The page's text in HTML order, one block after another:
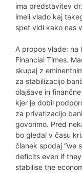
ima predstavitev
imeli vlado kaj
spet vidi kako nas
A propos vlade: na
Financial Times.
skupaj z
za stabilizacijo
olajšave in
kjer je dobil
za privatizacijo
govorimo. Pred
bo gledal v času
članek spodaj “we
deficits even if
stabilise the